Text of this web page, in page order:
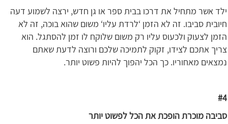
ילד אשר מתחיל את דרכו בבית ספר או גן חדש, ירצה לשמוע דעה
חיובית סביבו. זה לא הזמן ‘לרדת עליו‘ משום שהוא בוכה, זה לא
הזמן לצעוק ולכעוס עליו רק משום שלוקח לו זמן להסתגל. הוא
צריך אתכם לצידו, זקוק לתמיכה שלכם ורוצה לדעת שאתם
נמצאים מאחוריו. כך הכל יהפוך להיות פשוט יותר.
#4
סביבה מוכרת הופכת את הכל לפשוט יותר